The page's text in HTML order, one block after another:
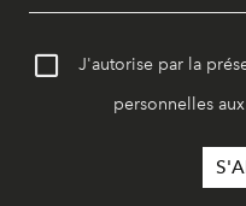
J'autorise par la
personnelles